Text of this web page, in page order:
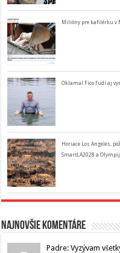
Milióny pre kafilérku v
Oklamal Fico ľudí aj
Horiace Los Angeles,
SmartLA2028 a
Najnovšie komentáre
Padre: Vyzývam